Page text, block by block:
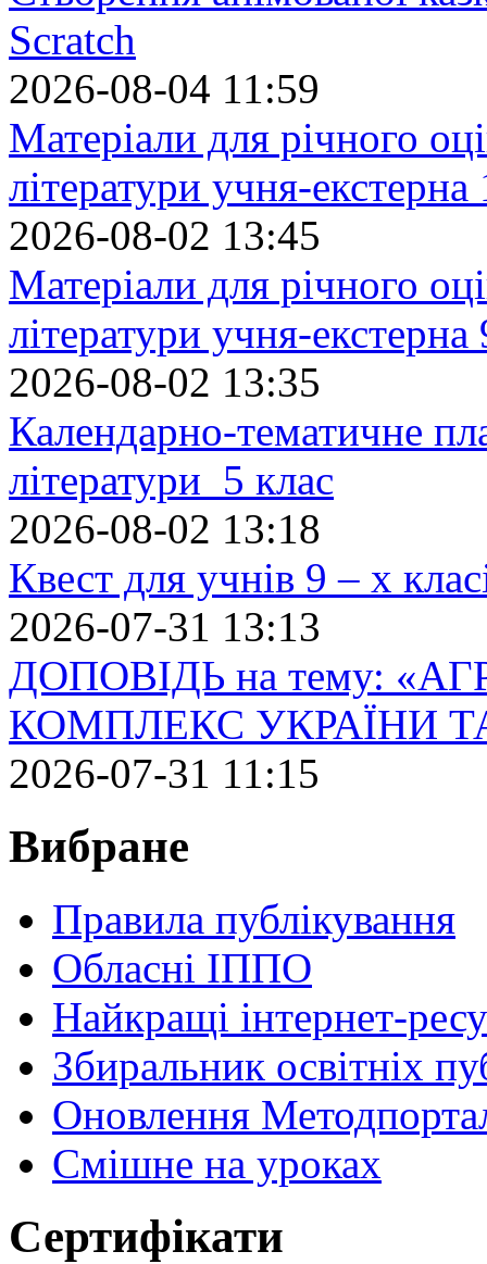
Scratch
2026-08-04 11:59
Матеріали для річного
літератури учня-екстерна
2026-08-02 13:45
Матеріали для річного
літератури учня-екстерна
2026-08-02 13:35
Календарно-тематичне
літератури 5 клас
2026-08-02 13:18
Квест для учнів 9 – х
2026-07-31 13:13
ДОПОВІДЬ на тему:
КОМПЛЕКС УКРАЇНИ
2026-07-31 11:15
Вибране
Правила публікування
Обласні ІППО
Найкращі інтернет-
Збиральник освітніх
Оновлення
Cмішне на уроках
Сертифікати